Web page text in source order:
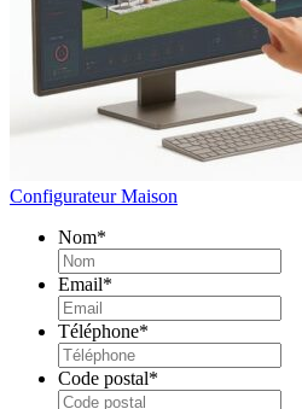
Configurateur Maison
Nom*
Email*
Téléphone*
Code postal*